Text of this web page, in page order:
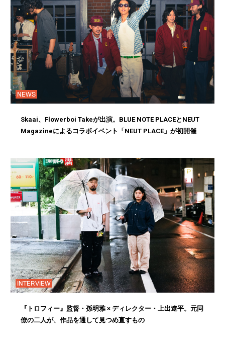
NEWS
Skaai、Flowerboi Takeが出演。BLUE NOTE PLACEとNEUT
Magazineによるコラボイベント「NEUT PLACE」が初開催
INTERVIEW
『トロフィー』監督・孫明雅 × ディレクター・上出遼平。元同
僚の二人が、作品を通して見つめ直すもの